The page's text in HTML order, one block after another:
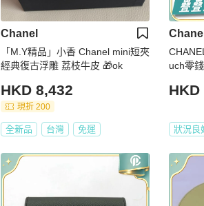
Chanel
「M.Y精品」小香 Chanel mini短夾
經典復古浮雕 荔枝牛皮 🎁ok
HKD 8,432
現折 200
全新品 台灣 免運
Chanel
uch零
HKD
狀況良